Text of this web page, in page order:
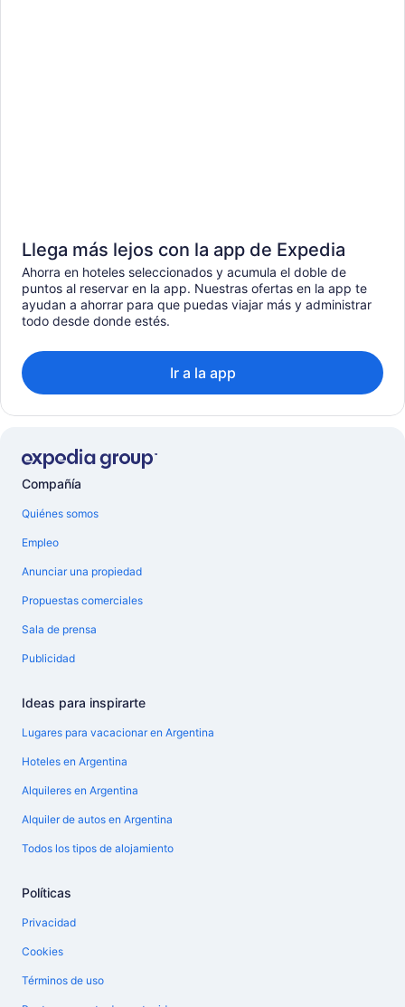
Llega más lejos con la app de Expedia
Ahorra en hoteles seleccionados y acumula el doble de
puntos al reservar en la app. Nuestras ofertas en la app te
ayudan a ahorrar para que puedas viajar más y administrar
todo desde donde estés.
Ir a la app
Compañía
Quiénes somos
Empleo
Anunciar una propiedad
Propuestas comerciales
Sala de prensa
Publicidad
Ideas para inspirarte
Lugares para vacacionar en Argentina
Hoteles en Argentina
Alquileres en Argentina
Alquiler de autos en Argentina
Todos los tipos de alojamiento
Políticas
Privacidad
Cookies
Términos de uso